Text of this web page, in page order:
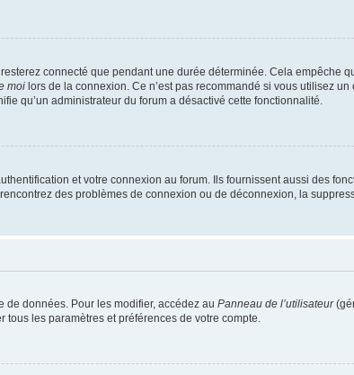
connecté que pendant une durée déterminée. Cela empêche
moi lors de la connexion. Ce n’est pas recommandé si vous utilisez
qu’un administrateur du forum a désactivé cette fonctionnalité.
et votre connexion au forum. Ils fournissent aussi des
des problèmes de connexion ou de déconnexion, la
de données. Pour les modifier, accédez au Panneau de l’utilisateur
les paramètres et préférences de votre compte.